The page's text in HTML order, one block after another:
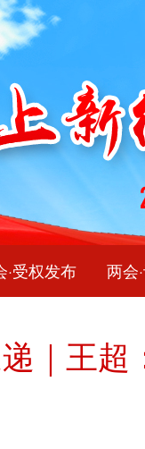
·受权发布 两会
｜王超